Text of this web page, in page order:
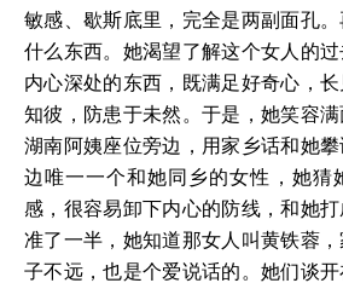
敏感、歇斯底里，完全是两副面孔
什么东西。她渴望了解这个女人的
内心深处的东西，既满足好奇心，
知彼，防患于未然。于是，她笑容
湖南阿姨座位旁边，用家乡话和她
边唯一一个和她同乡的女性，她猜
感，很容易卸下内心的防线，和她
准了一半，她知道那女人叫黄铁蓉
子不远，也是个爱说话的。她们谈